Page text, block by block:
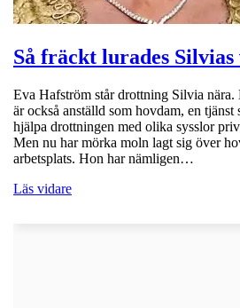
Så fräckt lurades Silvias
Eva Hafström står drottning Silvia nära.
är också anställd som hovdam, en tjänst
hjälpa drottningen med olika sysslor
Men nu har mörka moln lagt sig över
arbetsplats. Hon har nämligen…
Läs vidare